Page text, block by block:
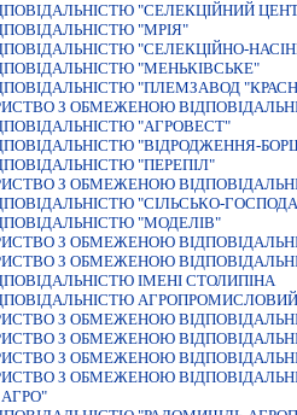
"СЕЛЕКЦIЙНИЙ
"МРIЯ"
"СЕЛЕКЦІЙНО-
"МЕНЬКIВСЬКЕ"
"ПЛЕМЗАВОД
З ОБМЕЖЕНОЮ
"АГРОВЕСТ"
"ВIДРОДЖЕННЯ-
"ПЕРЕПIЛ"
З ОБМЕЖЕНОЮ
"СIЛЬСЬКО-
"МОДЕЛIВ"
З ОБМЕЖЕНОЮ
З ОБМЕЖЕНОЮ
IМЕНI СТОЛИПIНА
З ОБМЕЖЕНОЮ
З ОБМЕЖЕНОЮ
З ОБМЕЖЕНОЮ
З ОБМЕЖЕНОЮ